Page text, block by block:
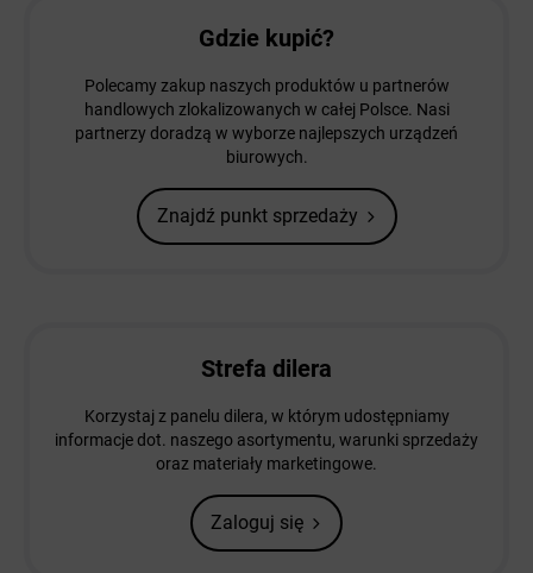
Gdzie kupić?
Polecamy zakup naszych produktów u partnerów
handlowych zlokalizowanych w całej Polsce. Nasi
partnerzy doradzą w wyborze najlepszych urządzeń
biurowych.
Znajdź punkt sprzedaży
Strefa dilera
Korzystaj z panelu dilera, w którym udostępniamy
informacje dot. naszego asortymentu, warunki sprzedaży
oraz materiały marketingowe.
Zaloguj się